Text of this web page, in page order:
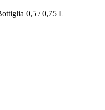
0,5 / 0,75 L